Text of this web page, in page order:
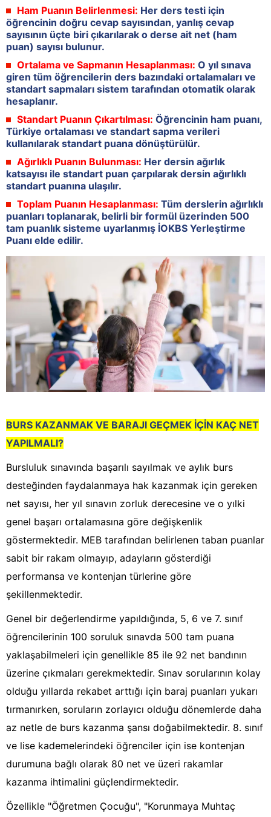
Ham Puanın Belirlenmesi: Her ders testi için
öğrencinin doğru cevap sayısından, yanlış cevap
sayısının üçte biri çıkarılarak o derse ait net (ham
puan) sayısı bulunur.
Ortalama ve Sapmanın Hesaplanması: O yıl sınava
giren tüm öğrencilerin ders bazındaki ortalamaları ve
standart sapmaları sistem tarafından otomatik olarak
hesaplanır.
Standart Puanın Çıkartılması: Öğrencinin ham puanı,
Türkiye ortalaması ve standart sapma verileri
kullanılarak standart puana dönüştürülür.
Ağırlıklı Puanın Bulunması: Her dersin ağırlık
katsayısı ile standart puan çarpılarak dersin ağırlıklı
standart puanına ulaşılır.
Toplam Puanın Hesaplanması: Tüm derslerin ağırlıklı
puanları toplanarak, belirli bir formül üzerinden 500
tam puanlık sisteme uyarlanmış İOKBS Yerleştirme
Puanı elde edilir.
BURS KAZANMAK VE BARAJI GEÇMEK İÇİN KAÇ NET
YAPILMALI?
Bursluluk sınavında başarılı sayılmak ve aylık burs
desteğinden faydalanmaya hak kazanmak için gereken
net sayısı, her yıl sınavın zorluk derecesine ve o yılki
genel başarı ortalamasına göre değişkenlik
göstermektedir. MEB tarafından belirlenen taban puanlar
sabit bir rakam olmayıp, adayların gösterdiği
performansa ve kontenjan türlerine göre
şekillenmektedir.
Genel bir değerlendirme yapıldığında, 5, 6 ve 7. sınıf
öğrencilerinin 100 soruluk sınavda 500 tam puana
yaklaşabilmeleri için genellikle 85 ile 92 net bandının
üzerine çıkmaları gerekmektedir. Sınav sorularının kolay
olduğu yıllarda rekabet arttığı için baraj puanları yukarı
tırmanırken, soruların zorlayıcı olduğu dönemlerde daha
az netle de burs kazanma şansı doğabilmektedir. 8. sınıf
ve lise kademelerindeki öğrenciler için ise kontenjan
durumuna bağlı olarak 80 net ve üzeri rakamlar
kazanma ihtimalini güçlendirmektedir.
Özellikle "Öğretmen Çocuğu", "Korunmaya Muhtaç